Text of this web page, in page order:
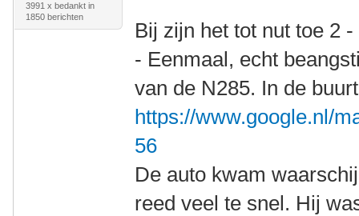
3991 x bedankt in
1850 berichten
Bij zijn het tot nut toe 2
- Eenmaal, echt
van de N285. In de
https://www.google.nl/
56
De auto kwam
reed veel te snel. Hij